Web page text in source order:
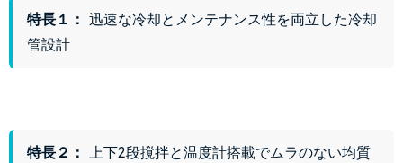
特長１： 迅速な冷却とメンテナンス性を両立した冷却
管設計
特長２： 上下2段撹拌と温度計搭載でムラのない均質